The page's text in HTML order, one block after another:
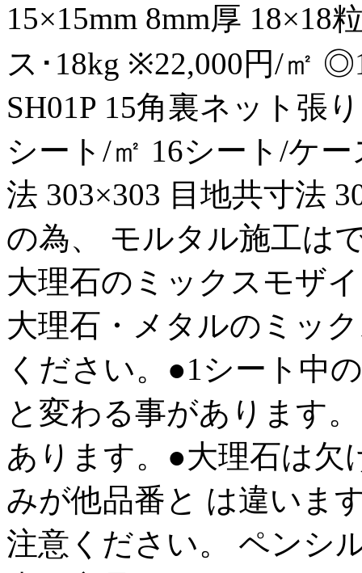
15×15mm 8mm厚 18×18
ス･18kg ※22,000円/㎡
SH01P 15角裏ネット張
シート/㎡ 16シート/ケ
法 303×303 目地共寸法
の為、 モルタル施工は
大理石のミックスモザ
大理石・メタルのミッ
ください。●1シート中
と変わる事があります
あります。●大理石は欠
みが他品番と は違いま
注意ください。 ペンシ